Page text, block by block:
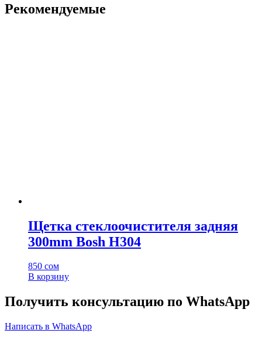
Рекомендуемые
Щетка стеклоочистителя задняя
300mm Bosh H304
850 сом
В корзину
Получить консультацию по WhatsApp
Написать в WhatsApp